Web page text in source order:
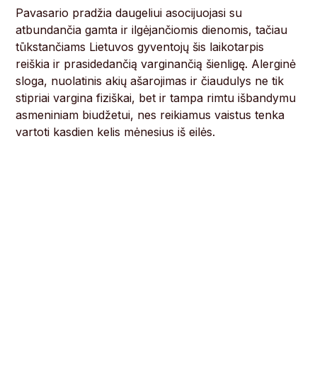
Pavasario pradžia daugeliui asocijuojasi su
atbundančia gamta ir ilgėjančiomis dienomis, tačiau
tūkstančiams Lietuvos gyventojų šis laikotarpis
reiškia ir prasidedančią varginančią šienligę. Alerginė
sloga, nuolatinis akių ašarojimas ir čiaudulys ne tik
stipriai vargina fiziškai, bet ir tampa rimtu išbandymu
asmeniniam biudžetui, nes reikiamus vaistus tenka
vartoti kasdien kelis mėnesius iš eilės.